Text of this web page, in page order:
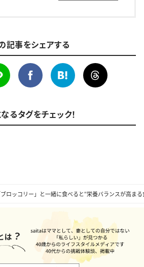
ブロッコリー」と一緒に食べると“栄養バランスが高ま
記事をシェアする
るタグをチェック！